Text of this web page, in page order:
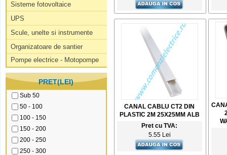
Sisteme fotovoltaice
UPS
Scule, unelte si instrumente
Organizatoare de santier
Pompe electrice - Motopompe
PRET(LEI)
Sub 50
50 - 100
100 - 150
150 - 200
200 - 250
250 - 300
CANAL CABLU CT2 DIN
PLASTIC 2M 25X25MM ALB
Pret cu TVA:
5.55 Lei